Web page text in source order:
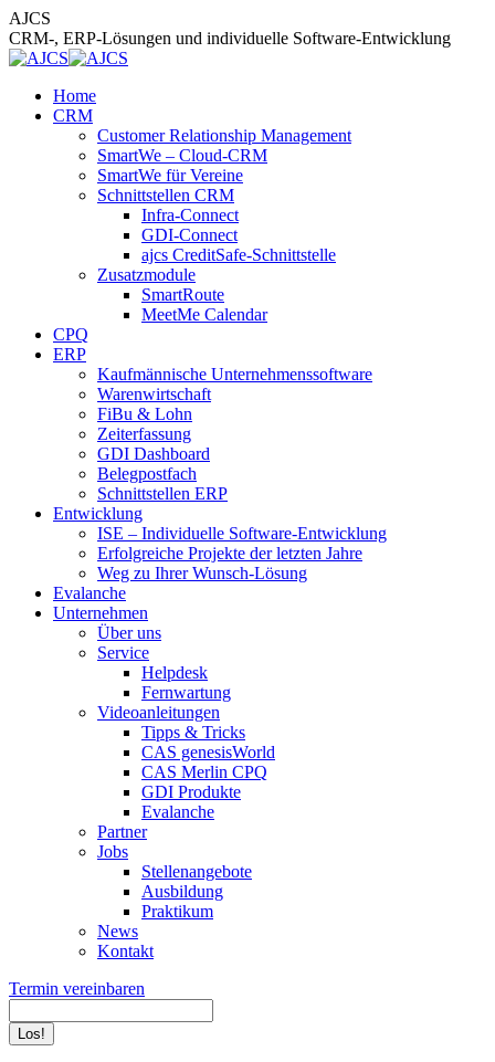
Zum
Inhalt
springen
AJCS
CRM-, ERP-Lösungen und individuelle Software-Entwicklung
Home
CRM
Customer Relationship Management
SmartWe – Cloud-CRM
SmartWe für Vereine
Schnittstellen CRM
Infra-Connect
GDI-Connect
ajcs CreditSafe-Schnittstelle
Zusatzmodule
SmartRoute
MeetMe Calendar
CPQ
ERP
Kaufmännische Unternehmenssoftware
Warenwirtschaft
FiBu & Lohn
Zeiterfassung
GDI Dashboard
Belegpostfach
Schnittstellen ERP
Entwicklung
ISE – Individuelle Software-Entwicklung
Erfolgreiche Projekte der letzten Jahre
Weg zu Ihrer Wunsch-Lösung
Evalanche
Unternehmen
Über uns
Service
Helpdesk
Fernwartung
Videoanleitungen
Tipps & Tricks
CAS genesisWorld
CAS Merlin CPQ
GDI Produkte
Evalanche
Partner
Jobs
Stellenangebote
Ausbildung
Praktikum
News
Kontakt
Termin vereinbaren